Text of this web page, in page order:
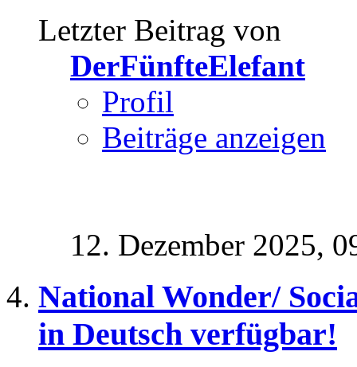
Letzter Beitrag von
DerFünfteElefant
Profil
Beiträge anzeigen
12. Dezember 2025,
National Wonder/
in Deutsch verfügbar!